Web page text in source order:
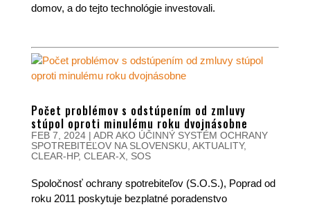
domov, a do tejto technológie investovali.
Počet problémov s odstúpením od zmluvy
stúpol oproti minulému roku dvojnásobne
FEB 7, 2024| ADR AKO ÚČINNÝ SYSTÉM OCHRANY
SPOTREBITEĽOV NA SLOVENSKU AKTUALITY,
CLEAR-HP, CLEAR-X, SOS
Spoločnosť ochrany spotrebiteľov (S.O.S.), Poprad od
roku 2011 poskytuje bezplatné poradenstvo